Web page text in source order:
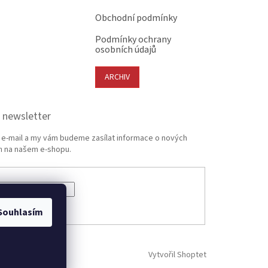
Obchodní podmínky
Podmínky ochrany
osobních údajů
ARCHIV
newsletter
mail a my vám budeme zasílat informace o nových
našem e-shopu.
SE
Vytvořil Shoptet